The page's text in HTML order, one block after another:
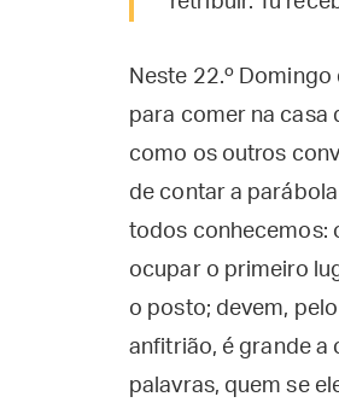
Neste 22.º
para comer na casa
como os outros
de contar a
todos conhecemos:
ocupar o primeiro
o posto; devem,
anfitrião, é grande a
palavras, quem se